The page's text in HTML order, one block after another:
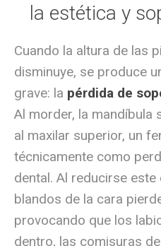
la estética y
Cuando la altura de las
disminuye, se produce
grave: la pérdida de
Al morder, la mandíbula
al maxilar superior, un
técnicamente como
dental. Al reducirse
blandos de la cara
provocando que los
dentro, las comisuras